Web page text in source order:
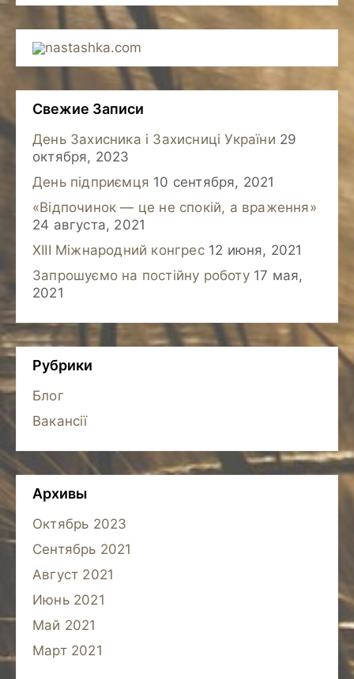
nastashka.com
Свежие Записи
День Захисника і Захисниці України 29
октября, 2023
День підприємця 10 сентября, 2021
«Відпочинок — це не спокій, а враження»
24 августа, 2021
XIII Міжнародний конгрес 12 июня, 2021
Запрошуємо на постійну роботу 17 мая,
2021
Рубрики
Блог
Вакансії
Архивы
Октябрь 2023
Сентябрь 2021
Август 2021
Июнь 2021
Май 2021
Март 2021